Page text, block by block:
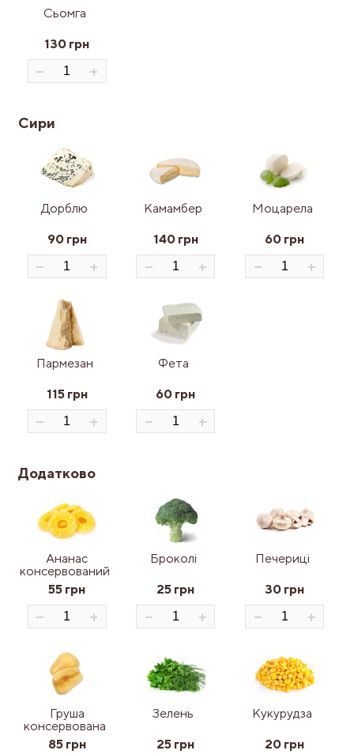
Сьомга
130 грн
Сири
Дорблю
90 грн
Камамбер
140 грн
Моцарела
60 грн
Пармезан
115 грн
Фета
60 грн
Додатково
Ананас
консервований
55 грн
Броколі
25 грн
Печериці
30 грн
Груша
консервована
85 грн
Зелень
25 грн
Кукурудза
20 грн